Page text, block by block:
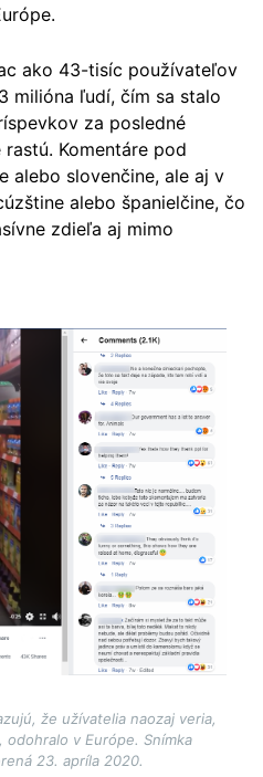
ako 43-tisíc používateľov
milióna ľudí, čím sa stalo
za posledné
Komentáre pod
alebo slovenčine, ale aj v
alebo španielčine, čo
zdieľa aj mimo
že užívatelia naozaj veria,
v Európe. Snímka
23. apríla 2020.